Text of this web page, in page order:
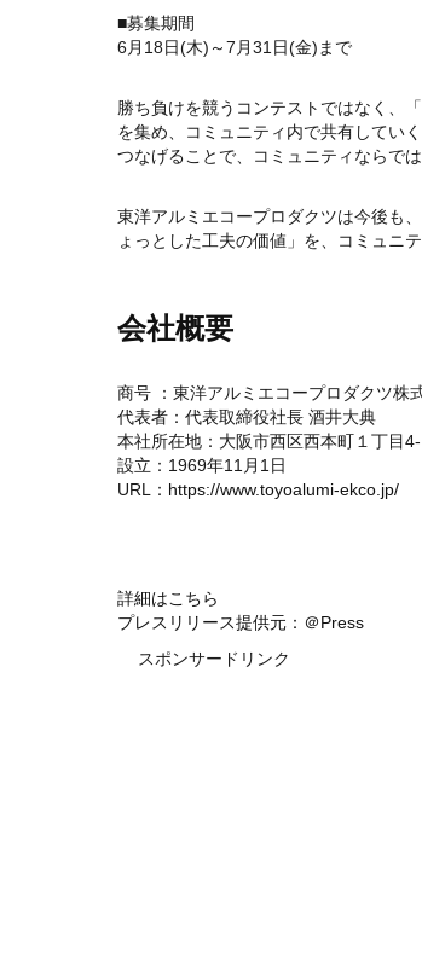
■募集期間
6月18日(木)～7月31日(金)まで
勝ち負けを競うコンテストではなく、
を集め、コミュニティ内で共有してい
つなげることで、コミュニティならで
東洋アルミエコープロダクツは今後も
ょっとした工夫の価値」を、コミュニ
会社概要
商号 ：東洋アルミエコープロダクツ株
代表者：代表取締役社⻑ 酒井大典
本社所在地：⼤阪市⻄区⻄本町１丁⽬4-
設⽴：1969年11⽉1⽇
URL： https://www.toyoalumi-ekco.jp/
詳細はこちら
プレスリリース提供元：＠Press
スポンサードリンク